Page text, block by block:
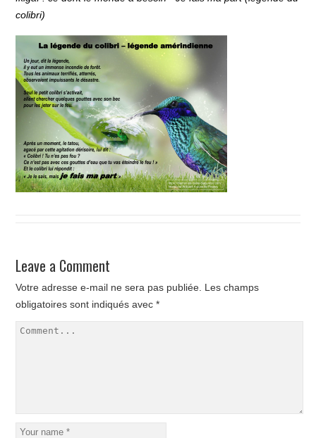
colibri)
Leave a Comment
Votre adresse e-mail ne sera pas publiée. Les champs
obligatoires sont indiqués avec*